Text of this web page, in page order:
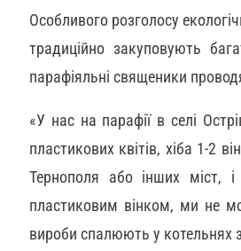
Особливого розголосу
традиційно закуповують
парафіяльні священики
«У нас на парафії в селі
пластикових квітів, хіба 1-2
Тернополя або інших міст,
пластиковим вінком, ми не
вироби спалюють у котельнях